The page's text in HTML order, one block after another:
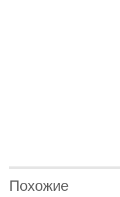
Похожие